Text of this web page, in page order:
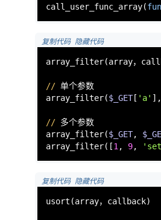
call_user_func_array(
复制代码 隐藏代码
// 单个参数
array_filter($_GET[ 'a' ],
// 多个参数
array_filter($_GET,
array_filter([1 , 9,
复制代码 隐藏代码
usort(array，callback)